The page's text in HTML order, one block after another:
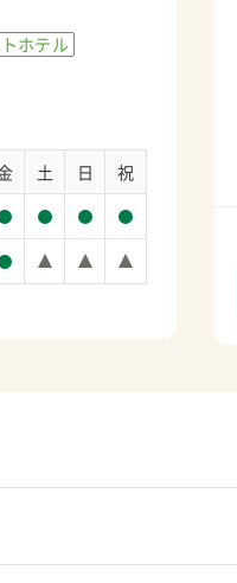
ホテル
土 日
祝